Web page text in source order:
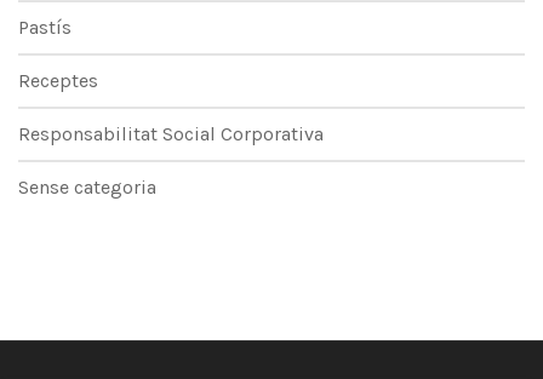
Pastís
Receptes
Responsabilitat Social Corporativa
Sense categoria